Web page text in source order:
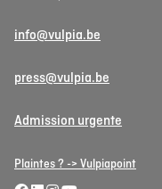
info@vulpia.be
press@vulpia.be
Admission urgente
Plaintes ? -> Vulpiapoint